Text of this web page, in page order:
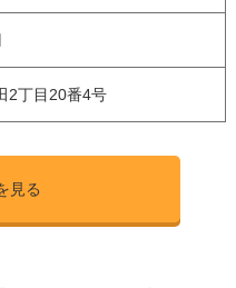
2丁目20番4号
見る